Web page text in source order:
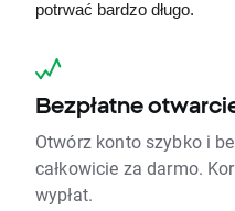
potrwać bardzo długo.
Bezpłatne
Otwórz konto szybko i
całkowicie za darmo.
wypłat.